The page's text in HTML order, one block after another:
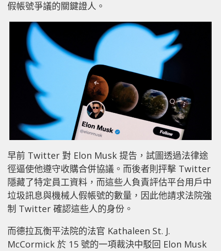
假帳號爭議的關鍵證人。
早前 Twitter 對 Elon Musk 提告，試圖透過法律途
徑逼使他遵守收購合併協議。而後者則抨擊 Twitter
隱藏了特定員工資料，而這些人負責評估平台用戶中
垃圾訊息與機械人假帳號的數量，因此他請求法院強
制 Twitter 確認這些人的身份。
而德拉瓦衡平法院的法官 Kathaleen St. J.
McCormick 於 15 號的一項裁決中駁回 Elon Musk